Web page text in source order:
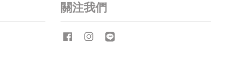
關注我們
Facebook Instagram